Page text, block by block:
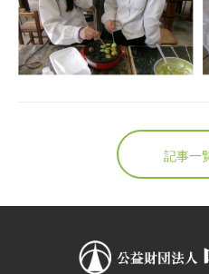
記事一